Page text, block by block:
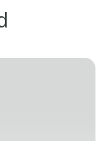
Erholung für
ohne Kinder